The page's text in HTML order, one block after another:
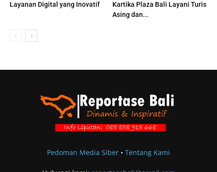
Layanan Digital yang Inovatif
Kartika Plaza Bali Layani Turis
Asing dan...
Pedoman Media Siber• Tentang Kami